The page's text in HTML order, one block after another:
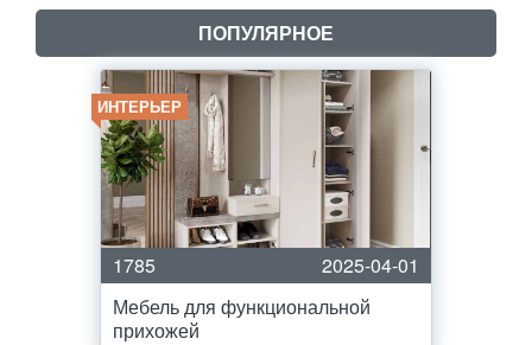
ПОПУЛЯРНОЕ
ИНТЕРЬЕР
1785
2025-04-01
Мебель для функциональной
прихожей